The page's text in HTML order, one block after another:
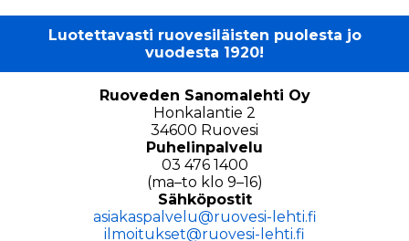
Luotettavasti ruovesiläisten puolesta jo
vuodesta 1920!
Ruoveden Sanomalehti Oy
Honkalantie 2
34600 Ruovesi
Puhelinpalvelu
03 476 1400
(ma–to klo 9–16)
Sähköpostit
asiakaspalvelu@ruovesi-lehti.fi
ilmoitukset@ruovesi-lehti.fi